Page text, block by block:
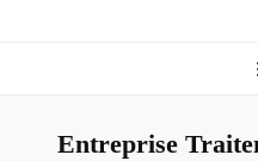
Entreprise